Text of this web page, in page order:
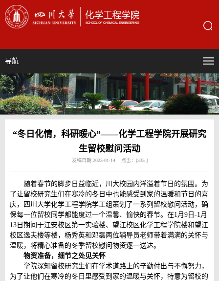
导航
“冬日化情，科研暖心”——化学工程学院开展研究
生留校慰问活动
发稿日期:2025-01-14 点击：[335 ]
随着春节的脚步日益临近，川大校园内洋溢着节日的氛围。为
了让留校研究生们在寒冷的冬日中也能感受到家的温暖和节日的喜
庆，四川大学化学工程学院学工组策划了一系列留校慰问活动，确
保每一位留校同学都能度过一个温馨、愉快的春节。在1月9日-1月
13日期间于江安校区第一实验楼、望江校区化学工程学院楼和望江
校区逸夫楼等楼，杨秀英和邓磊两位辅导员老师带着满满的关怀与
温暖，将精心准备的冬季留校慰问物资逐一送达。
物资准备，细节之处见关怀
学院深知留校研究生们在学术道路上的辛勤付出与不懈努力，
为了让他们在寒冷的冬日里感受到家的温暖与关怀，特意为留校的